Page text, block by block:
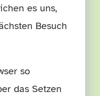
es uns,
Besuch
so
das Setzen